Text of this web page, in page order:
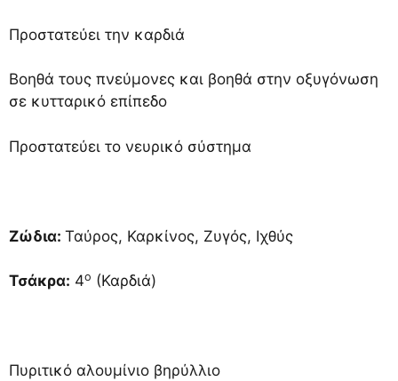
Προστατεύει την καρδιά
Βοηθά τους πνεύμονες και βοηθά στην οξυγόνωση
σε κυτταρικό επίπεδο
Προστατεύει το νευρικό σύστημα
Ζώδια: Ταύρος, Καρκίνος, Ζυγός, Ιχθύς
Τσάκρα: 4ο (Καρδιά)
Πυριτικό αλουμίνιο βηρύλλιο